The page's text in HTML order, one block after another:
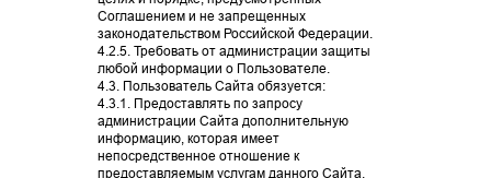
Соглашением и не запрещенных
законодательством Российской Федерации.
4.2.5. Требовать от администрации защиты
любой информации о Пользователе.
4.3. Пользователь Сайта обязуется:
4.3.1. Предоставлять по запросу
администрации Сайта дополнительную
информацию, которая имеет
непосредственное отношение к
предоставляемым услугам данного Сайта.